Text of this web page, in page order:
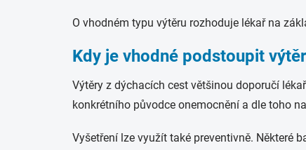
O vhodném typu výtěru rozhoduje lékař na
Kdy je vhodné podstoupit
Výtěry z dýchacích cest většinou doporučí
konkrétního původce onemocnění a dle toho
Vyšetření lze využít také preventivně. Některé